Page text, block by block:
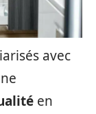
avec
en